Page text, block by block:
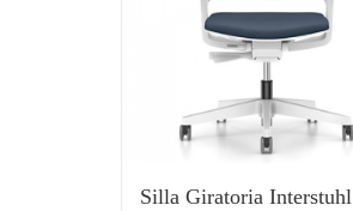
Silla Giratoria Interstuhl